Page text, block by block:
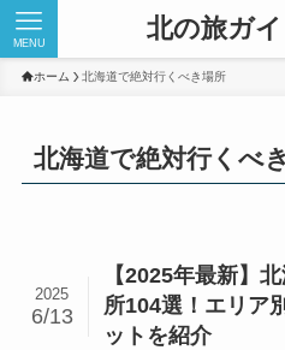
北の旅ガ
MENU
ホーム 北海道で絶対行くべき場所
北海道で絶対行くべ
【2025年最新】
所104選！エリア
ットを紹介
2025
6/13